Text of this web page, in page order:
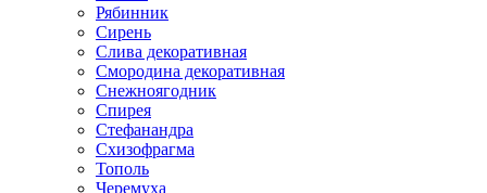
Рябинник
Сирень
Слива декоративная
Смородина декоративная
Снежноягодник
Спирея
Стефанандра
Схизофрагма
Тополь
Черемуха